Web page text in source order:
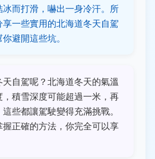
而打滑，嚇出一身冷汗。所
一些實用的北海道冬天自駕
避開這些坑。
自駕呢？北海道冬天的氣溫
積雪深度可能超過一米，再
些都讓駕駛變得充滿挑戰。
正確的方法，你完全可以享